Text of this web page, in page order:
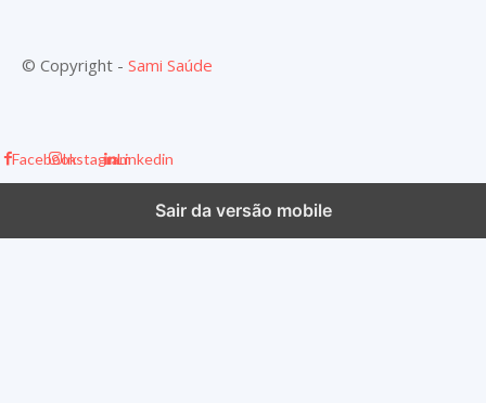
© Copyright - Sami Saúde
FacebookInstagramLinkedin
Sair da versão mobile